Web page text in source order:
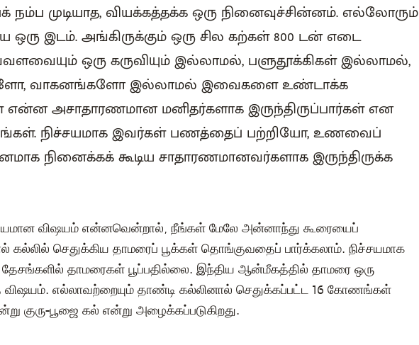
நம்ப முடியாத, வியக்கத்தக்க ஒரு நினைவுச்சின்னம். எல்லோரும்
ஒரு இடம். அங்கிருக்கும் ஒரு சில கற்கள் 800 டன் எடை
ஒரு கருவியும் இல்லாமல், பளுதூக்கிகள் இல்லாமல்,
வாகனங்களோ இல்லாமல் இவைகளை உண்டாக்க
அசாதாரணமான மனிதர்களாக இருந்திருப்பார்கள் என
நிச்சயமாக இவர்கள் பணத்தைப் பற்றியோ, உணவைப்
நினைக்கக் கூடிய சாதாரணமானவர்களாக இருந்திருக்க
விஷயம் என்னவென்றால், நீங்கள் மேலே அன்னாந்து கூரையைப்
கல்லில் செதுக்கிய தாமரைப் பூக்கள் தொங்குவதைப் பார்க்கலாம். நிச்சயமாக
தேசங்களில் தாமரைகள் பூப்பதில்லை. இந்திய ஆன்மீகத்தில் தாமரை ஒரு
எல்லாவற்றையும் தாண்டி கல்லினால் செதுக்கப்பட்ட 16 கோணங்கள்
குரு-பூஜை கல் என்று அழைக்கப்படுகிறது.